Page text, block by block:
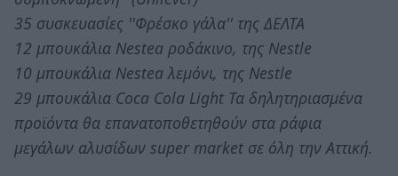
35 συσκευασίες ''Φρέσκο γάλα'' της ΔΕΛΤΑ
12 μπουκάλια Nestea ροδάκινο, της Nestle
10 μπουκάλια Nestea λεμόνι, της Nestle
29 μπουκάλια Coca Cola Light Τα δηλητηριασμένα
προϊόντα θα επανατοποθετηθούν στα ράφια
μεγάλων αλυσίδων super market σε όλη την Αττική.